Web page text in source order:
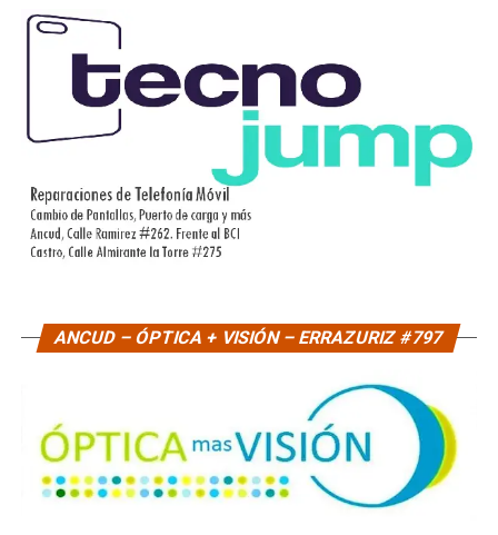
ANCUD – ÓPTICA + VISIÓN – ERRAZURIZ #797